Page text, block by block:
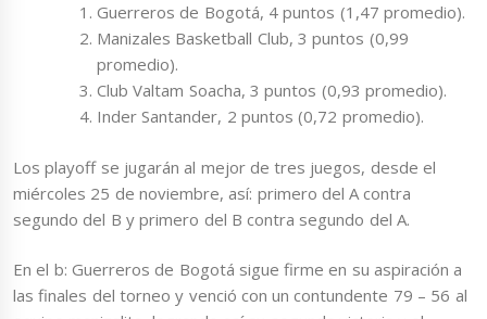
Guerreros de Bogotá, 4 puntos (1,47 promedio).
Manizales Basketball Club, 3 puntos (0,99
promedio).
Club Valtam Soacha, 3 puntos (0,93 promedio).
Inder Santander, 2 puntos (0,72 promedio).
Los playoff se jugarán al mejor de tres juegos, desde el
miércoles 25 de noviembre, así: primero del A contra
segundo del B y primero del B contra segundo del A.
En el b: Guerreros de Bogotá sigue firme en su aspiración a
las finales del torneo y venció con un contundente 79 – 56 al